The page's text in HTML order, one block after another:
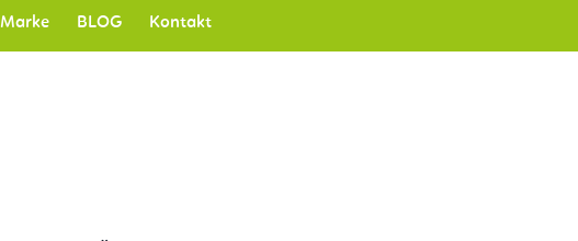
Marke BLOG Kontakt